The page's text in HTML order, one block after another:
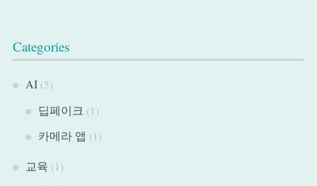
Categories
AI(5)
딥페이크 (1)
카메라 앱 (1)
교육 (1)